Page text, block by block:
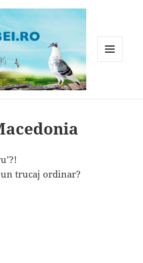
trucaj ordinar?